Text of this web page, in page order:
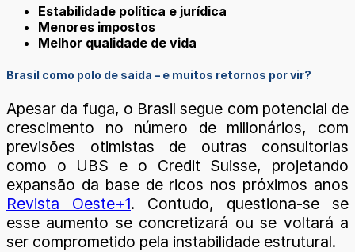
Estabilidade política e jurídica
Menores impostos
Melhor qualidade de vida
Brasil como polo de saída – e muitos retornos por vir?
Apesar da fuga, o Brasil segue com potencial de
crescimento no número de milionários, com
previsões otimistas de outras consultorias
como o UBS e o Credit Suisse, projetando
expansão da base de ricos nos próximos anos
Revista Oeste+1. Contudo, questiona-se se
esse aumento se concretizará ou se voltará a
ser comprometido pela instabilidade estrutural.